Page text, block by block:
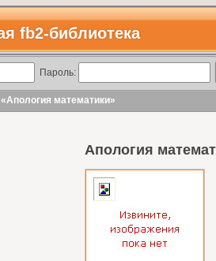
fb2-библиотека
Пароль:
«Апология математики»
Апология